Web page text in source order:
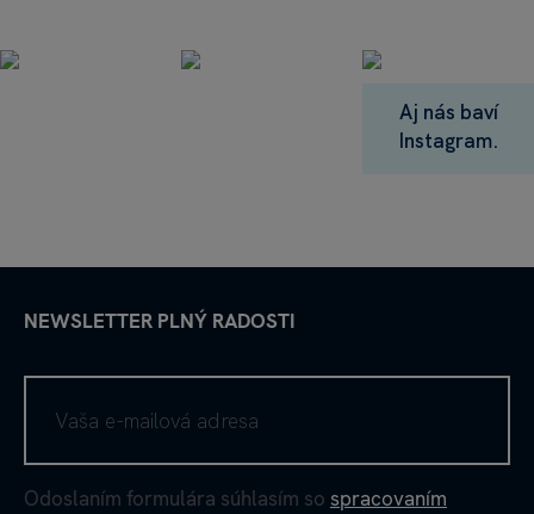
Aj nás baví
Instagram.
NEWSLETTER PLNÝ RADOSTI
Odoslaním formulára súhlasím so spracovaním